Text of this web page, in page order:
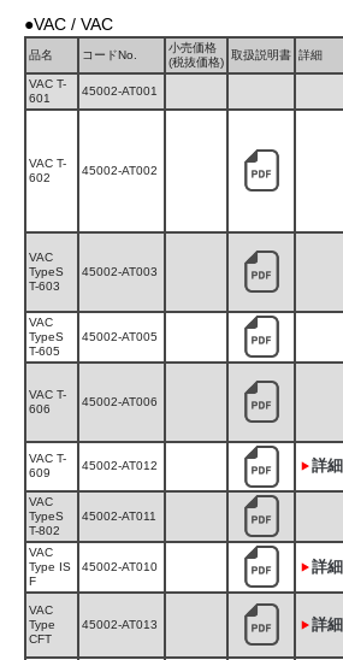
●VAC / VAC
品名 コードNo.
小売価格
(税抜価格)
取扱説明書 詳細
VAC T-
601
45002-AT001
VAC T-
602
45002-AT002
VAC
TypeS
T-603
45002-AT003
VAC
TypeS
T-605
45002-AT005
VAC T-
606
45002-AT006
VAC T-
609
45002-AT012 詳細
VAC
TypeS
T-802
45002-AT011
VAC
Type IS
F
45002-AT010 詳細
VAC
Type
CFT
45002-AT013 詳細